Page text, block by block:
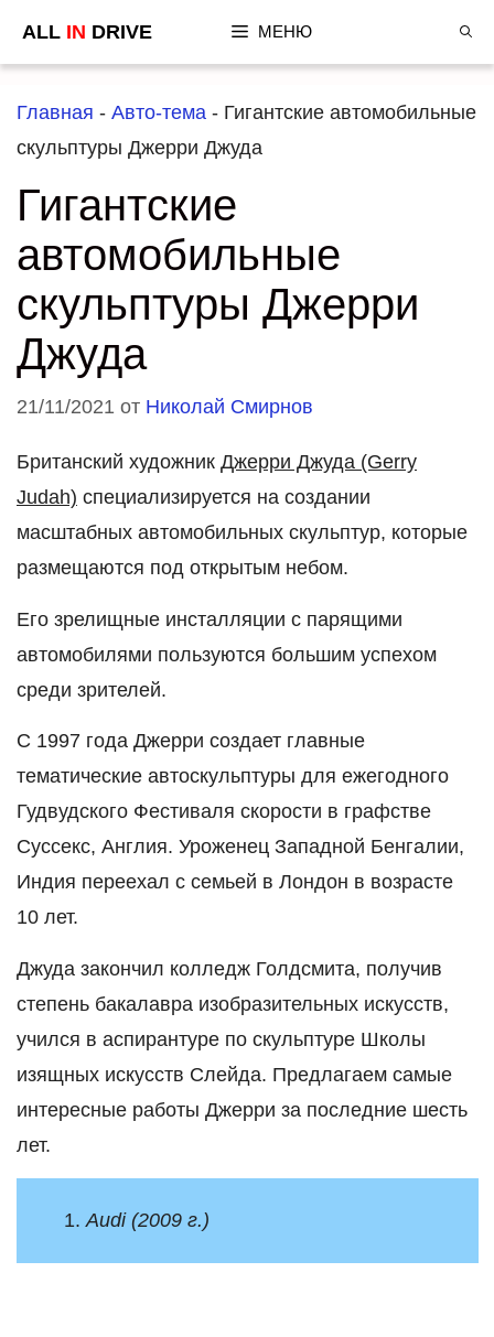
ALL IN DRIVE МЕНЮ
Главная - Авто-тема - Гигантские автомобильные
скульптуры Джерри Джуда
Гигантские
автомобильные
скульптуры Джерри
Джуда
21/11/2021 от Николай Смирнов
Британский художник Джерри Джуда (Gerry
Judah) специализируется на создании
масштабных автомобильных скульптур, которые
размещаются под открытым небом.
Его зрелищные инсталляции с парящими
автомобилями пользуются большим успехом
среди зрителей.
С 1997 года Джерри создает главные
тематические автоскульптуры для ежегодного
Гудвудского Фестиваля скорости в графстве
Суссекс, Англия. Уроженец Западной Бенгалии,
Индия переехал с семьей в Лондон в возрасте
10 лет.
Джуда закончил колледж Голдсмита, получив
степень бакалавра изобразительных искусств,
учился в аспирантуре по скульптуре Школы
изящных искусств Слейда. Предлагаем самые
интересные работы Джерри за последние шесть
лет.
1.Audi (2009 г.)